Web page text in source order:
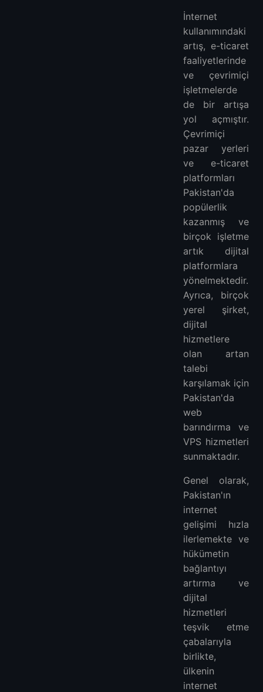
İnternet
kullanımındaki
artış, e-ticaret
faaliyetlerinde
ve çevrimiçi
işletmelerde
de bir artışa
yol açmıştır.
Çevrimiçi
pazar yerleri
ve e-ticaret
platformları
Pakistan'da
popülerlik
kazanmış ve
birçok işletme
artık dijital
platformlara
yönelmektedir.
Ayrıca, birçok
yerel şirket,
dijital
hizmetlere
olan artan
talebi
karşılamak için
Pakistan'da
web
barındırma ve
VPS hizmetleri
sunmaktadır.
Genel olarak,
Pakistan'ın
internet
gelişimi hızla
ilerlemekte ve
hükümetin
bağlantıyı
artırma ve
dijital
hizmetleri
teşvik etme
çabalarıyla
birlikte,
ülkenin
internet